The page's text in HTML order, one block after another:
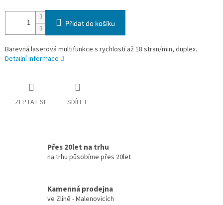
Přidat do košíku
Barevná laserová multifunkce s rychlostí až 18 stran/min, duplex.
Detailní informace
ZEPTAT SE SDÍLET
Přes 20let na trhu
na trhu působíme přes 20let
Kamenná prodejna
ve Zlíně - Malenovicích